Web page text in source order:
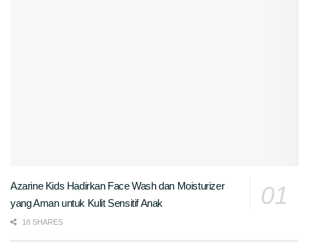
Azarine Kids Hadirkan Face Wash dan Moisturizer
yang Aman untuk Kulit Sensitif Anak
18 SHARES